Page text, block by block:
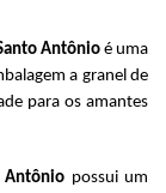
Antônio é uma
a granel de
para os amantes
Antônio possui um